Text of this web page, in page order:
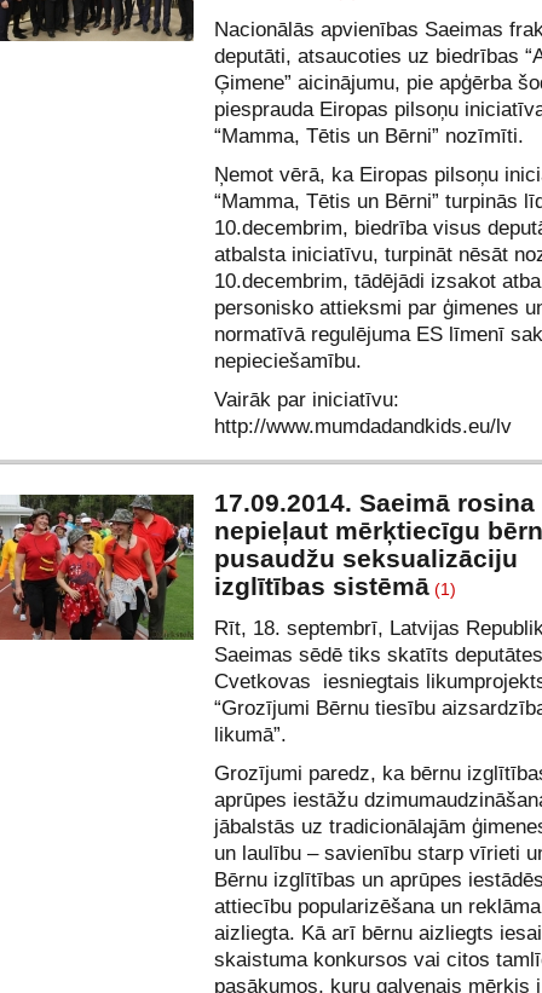
Nacionālās apvienības Saeimas
deputāti, atsaucoties uz biedrības
Ģimene” aicinājumu, pie apģērba
piesprauda Eiropas pilsoņu
“Mamma, Tētis un Bērni” nozīmīti.
Ņemot vērā, ka Eiropas pilsoņu
“Mamma, Tētis un Bērni” turpinās
10.decembrim, biedrība visus
atbalsta iniciatīvu, turpināt nēsāt
10.decembrim, tādējādi izsakot
personisko attieksmi par ģimenes
normatīvā regulējuma ES līmenī
nepieciešamību.
Vairāk par iniciatīvu:
http://www.mumdadandkids.eu/lv
17.09.2014. Saeimā
nepieļaut mērķtiecīgu
pusaudžu seksualizāciju
izglītības sistēmā (1)
Rīt, 18. septembrī, Latvijas
Saeimas sēdē tiks skatīts
Cvetkovas iesniegtais
“Grozījumi Bērnu tiesību
likumā”.
Grozījumi paredz, ka bērnu
aprūpes iestāžu
jābalstās uz tradicionālajām
un laulību – savienību starp vīrieti
Bērnu izglītības un aprūpes
attiecību popularizēšana un
aizliegta. Kā arī bērnu aizliegts
skaistuma konkursos vai citos
pasākumos, kuru galvenais mērķis